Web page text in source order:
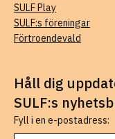
SULF Play
SULF:s föreningar
Förtroendevald
Håll dig
SULF:s
Fyll i en e-postadress: